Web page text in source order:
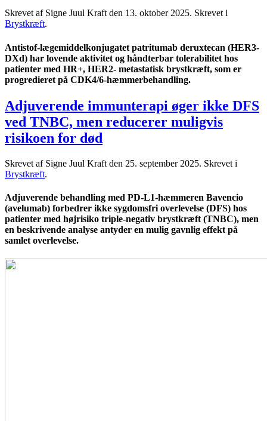
Skrevet af Signe Juul Kraft den 13. oktober 2025. Skrevet i
Brystkræft.
Antistof-lægemiddelkonjugatet patritumab deruxtecan (HER3-
DXd) har lovende aktivitet og håndterbar tolerabilitet hos
patienter med HR+, HER2- metastatisk brystkræft, som er
progredieret på CDK4/6-hæmmerbehandling.
Adjuverende immunterapi øger ikke DFS
ved TNBC, men reducerer muligvis
risikoen for død
Skrevet af Signe Juul Kraft den 25. september 2025. Skrevet i
Brystkræft.
Adjuverende behandling med PD-L1-hæmmeren Bavencio
(avelumab) forbedrer ikke sygdomsfri overlevelse (DFS) hos
patienter med højrisiko triple-negativ brystkræft (TNBC), men
en beskrivende analyse antyder en mulig gavnlig effekt på
samlet overlevelse.